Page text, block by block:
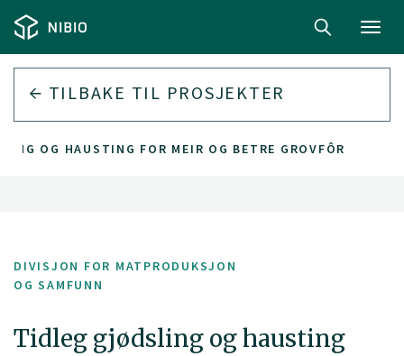
TILBAKE TIL PROSJEKTER
OG HAUSTING FOR MEIR OG BETRE GROVFÔR
DIVISJON FOR MATPRODUKSJON
OG SAMFUNN
Tidleg gjødsling og hausting